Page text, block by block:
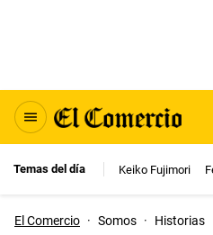
Temas del día Keiko Fujimori
El Comercio · Somos · Historias